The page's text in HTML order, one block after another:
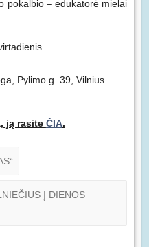
pokalbio – edukatorė mielai
Pylimo g. 39, Vilnius
ją rasite ČIA.
Į DIENOS